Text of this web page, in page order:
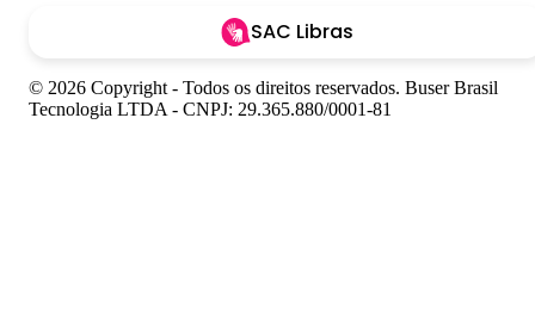
SAC Libras
© 2026 Copyright - Todos os direitos reservados. Buser Brasil
Tecnologia LTDA - CNPJ: 29.365.880/0001-81